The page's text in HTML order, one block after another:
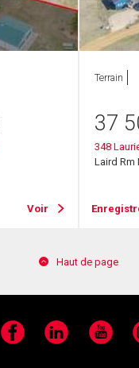
Voir
Terrain
37
348
Laird Rm
Haut de page
Facebook LinkedIn YouTube